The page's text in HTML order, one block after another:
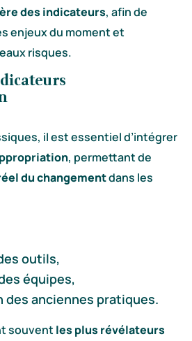
des indicateurs, afin de
enjeux du moment et
risques.
il est essentiel d’intégrer
, permettant de
du changementdans les
outils,
équipes,
des anciennes pratiques.
souvent les plus révélateurs